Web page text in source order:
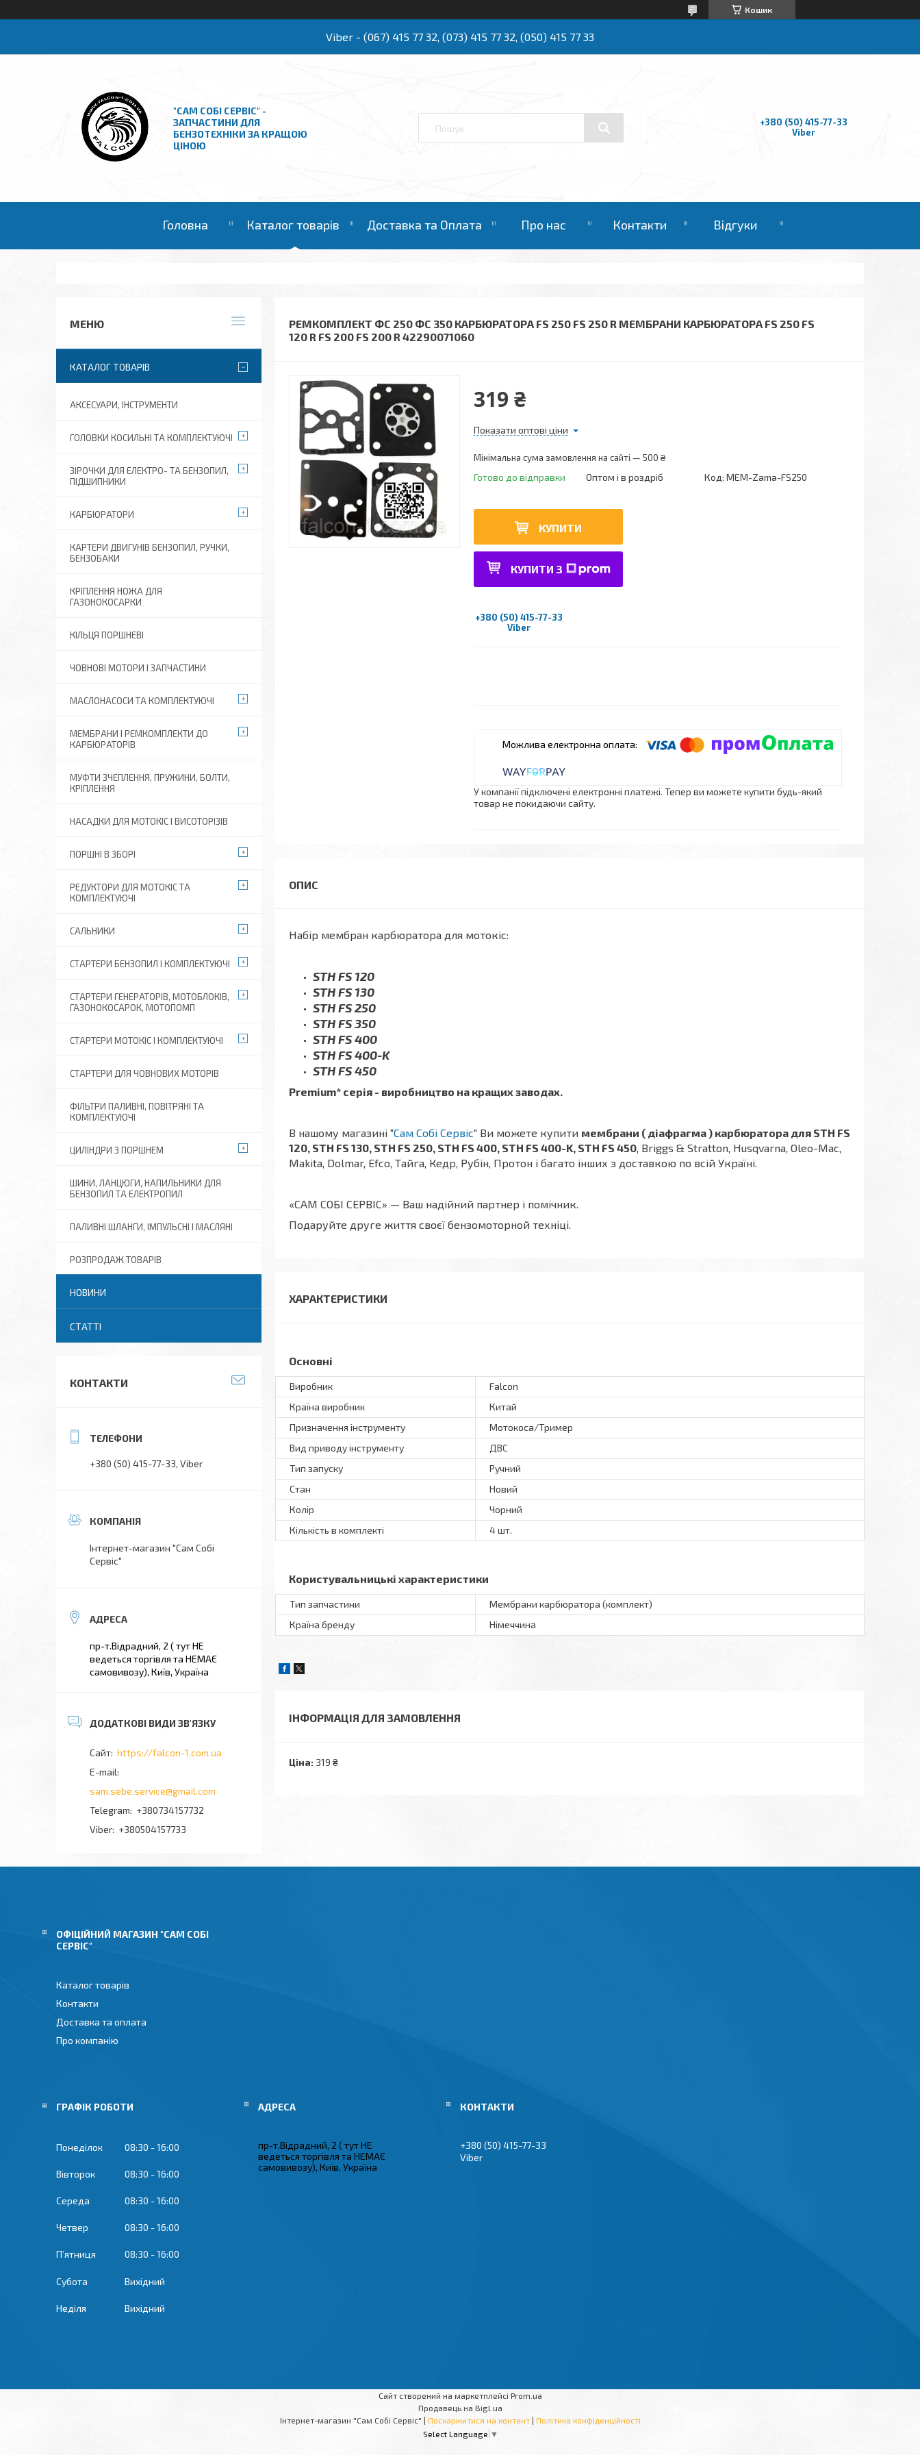
Кошик
Viber - (067) 415 77 32, (073) 415 77 32, (050) 415 77 33
"САМ СОБІ СЕРВІС" -
ЗАПЧАСТИНИ ДЛЯ
БЕНЗОТЕХНІКИ ЗА КРАЩОЮ
ЦІНОЮ
+380 (50) 415-77-33
Viber
Головна Каталог товарів Доставка та Оплата Про нас Контакти Відгуки
РЕМКОМПЛЕКТ ФС 250 ФС 350 КАРБЮРАТОРА FS 250 FS 250 R МЕМБРАНИ КАРБЮРАТОРА FS 250 FS
120 R FS 200 FS 200 R 42290071060
319 ₴
Показати оптові ціни
Мінімальна сума замовлення на сайті — 500 ₴
Готово до відправки Оптом і в роздріб Код: MEM-Zama-FS250
КУПИТИ
КУПИТИ З
+380 (50) 415-77-33
Viber
У компанії підключені електронні платежі. Тепер ви можете купити будь-який
товар не покидаючи сайту.
Набір мембран карбюратора для мотокіс:
STH FS 120
STH FS 130
STH FS 250
STH FS 350
STH FS 400
STH FS 400-K
STH FS 450
Premium* серія - виробництво на кращих заводах.
В нашому магазині "Сам Собі Сервіс" Ви можете купити мембрани ( діафрагма ) карбюратора для STH FS
120, STH FS 130, STH FS 250, STH FS 400, STH FS 400-K, STH FS 450, Briggs & Stratton, Husqvarna, Oleo-Mac,
Makita, Dolmar, Efco, Тайга, Кедр, Рубін, Протон і багато інших з доставкою по всій Україні.
«САМ СОБІ СЕРВІС» — Ваш надійний партнер і помічник.
Подаруйте друге життя своєї бензомоторной техніці.
ХАРАКТЕРИСТИКИ
Основні
Виробник
Falcon
Країна виробник
Китай
Призначення інструменту
Мотокоса/Тример
Вид приводу інструменту
ДВС
Тип запуску
Ручний
Стан
Новий
Колір
Чорний
Кількість в комплекті
4 шт.
Користувальницькі характеристики
Тип запчастини
Мембрани карбюратора (комплект)
Країна бренду
Німеччина
ІНФОРМАЦІЯ ДЛЯ ЗАМОВЛЕННЯ
Ціна: 319 ₴
КАТАЛОГ ТОВАРІВ
АКСЕСУАРИ, ІНСТРУМЕНТИ
ГОЛОВКИ КОСИЛЬНІ ТА КОМПЛЕКТУЮЧІ
ЗІРОЧКИ ДЛЯ ЕЛЕКТРО- ТА БЕНЗОПИЛ,
ПІДШИПНИКИ
КАРБЮРАТОРИ
КАРТЕРИ ДВИГУНІВ БЕНЗОПИЛ, РУЧКИ,
БЕНЗОБАКИ
КРІПЛЕННЯ НОЖА ДЛЯ
ГАЗОНОКОСАРКИ
КІЛЬЦЯ ПОРШНЕВІ
ЧОВНОВІ МОТОРИ І ЗАПЧАСТИНИ
МАСЛОНАСОСИ ТА КОМПЛЕКТУЮЧІ
МЕМБРАНИ І РЕМКОМПЛЕКТИ ДО
КАРБЮРАТОРІВ
МУФТИ ЗЧЕПЛЕННЯ, ПРУЖИНИ, БОЛТИ,
КРІПЛЕННЯ
НАСАДКИ ДЛЯ МОТОКІС І ВИСОТОРІЗІВ
ПОРШНІ В ЗБОРІ
РЕДУКТОРИ ДЛЯ МОТОКІС ТА
КОМПЛЕКТУЮЧІ
САЛЬНИКИ
СТАРТЕРИ БЕНЗОПИЛ І КОМПЛЕКТУЮЧІ
СТАРТЕРИ ГЕНЕРАТОРІВ, МОТОБЛОКІВ,
ГАЗОНОКОСАРОК, МОТОПОМП
СТАРТЕРИ МОТОКІС І КОМПЛЕКТУЮЧІ
СТАРТЕРИ ДЛЯ ЧОВНОВИХ МОТОРІВ
ФІЛЬТРИ ПАЛИВНІ, ПОВІТРЯНІ ТА
КОМПЛЕКТУЮЧІ
ЦИЛІНДРИ З ПОРШНЕМ
ШИНИ, ЛАНЦЮГИ, НАПИЛЬНИКИ ДЛЯ
БЕНЗОПИЛ ТА ЕЛЕКТРОПИЛ
ПАЛИВНІ ШЛАНГИ, ІМПУЛЬСНІ І МАСЛЯНІ
РОЗПРОДАЖ ТОВАРІВ
НОВИНИ
СТАТТІ
КОНТАКТИ
+380 (50) 415-77-33 Viber
Інтернет-магазин "Сам Собі
Сервіс"
пр-т.Відрадний, 2 ( тут НЕ
ведеться торгівля та НЕМАЄ
самовивозу), Київ, Україна
https://falcon-1.com.ua
sam.sebe.service@gmail.com
+380734157732
+380504157733
ОФІЦІЙНИЙ МАГАЗИН "САМ СОБІ
СЕРВІС"
Каталог товарів
Контакти
Доставка та оплата
Про компанію
ГРАФІК РОБОТИ
Понеділок 08:30 16:00
Вівторок 08:30 16:00
Середа 08:30 16:00
Четвер 08:30 16:00
Пʼятниця 08:30 16:00
Субота Вихідний
Неділя Вихідний
пр-т.Відрадний, 2 ( тут НЕ
ведеться торгівля та НЕМАЄ
самовивозу), Київ, Україна
+380 (50) 415-77-33
Viber
Сайт створений на маркетплейсі Prom.ua
Продавець на Bigl.ua
Інтернет-магазин "Сам Собі Сервіс" | Поскаржитися на контент | Політика конфіденційності
Select Language ▼